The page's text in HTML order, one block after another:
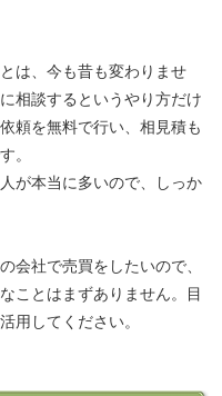
は、今も昔も変わりませ
相談するというやり方だけ
頼を無料で行い、相見積も
。
が本当に多いので、しっか
会社で売買をしたいので、
ことはまずありません。目
用してください。